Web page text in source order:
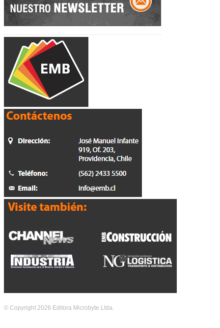
© Copyright 2026 Editora Microbyte Ltda.